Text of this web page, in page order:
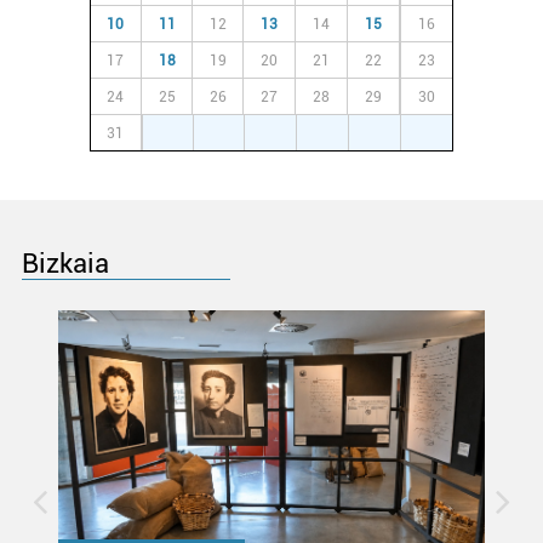
produktuak garatzeko. Zure datuak nork eta zertarako
erabiltzen dituen hauta dezakezu.
Bazkide batzuek ez dizute baimenik eskatzen, eta beren
interes komertzial legitimoetan babesten dira. Ikusi gure
buruzko informazio gehiago eta ezarri zure lehentasunak
datuen atalean. Edozein unetan alda edo ken dezakezu
zure baimena Cookieen adierazpenean.
Webgune honek cookie propioak eta hirugarrenen cookie-
fitxategiak erabiltzen ditu. Zure esperientzia eta
zerbitzuak hobetzeko asmoz, cookie teknologiaz
baliatzen gara. Ohar hau onartuz gero, teknologia hori
10 11 12 13 14 15 16
17 18 19 20 21 22 23
24 25 26 27 28 29 30
31
Bizkaia